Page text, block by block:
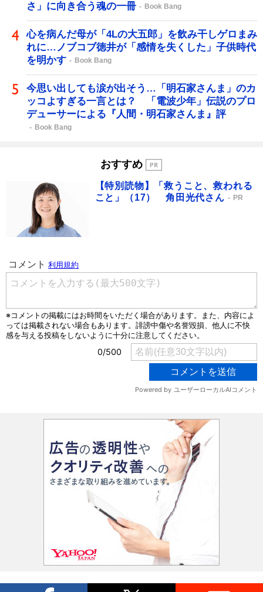
さ」に向き合う魂の一冊
Book Bang
心を病んだ母が「4Lの大五郎」を飲み干しゲロまみ
れに…ノブコブ徳井が「感情を失くした」子供時代
を明かす
Book Bang
今思い出しても涙が出そう…「明石家さんま」のカ
ッコよすぎる一言とは？ 「電波少年」伝説のプロ
デューサーによる『人間・明石家さんま』評
Book Bang
おすすめ
【特別読物】「救うこと、救われる
こと」（17） 角田光代さん
PR